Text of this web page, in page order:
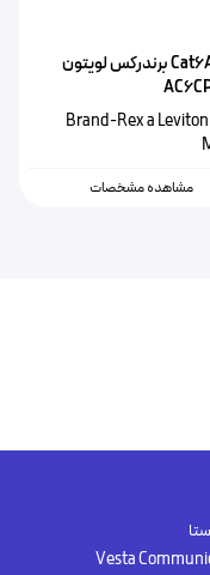
ًماژول Cat6A برندرکس لویتون
Brand-Rex a
مشاهده مشخصات
Vesta